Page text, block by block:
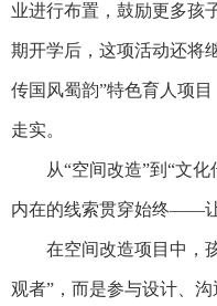
业进行布置，鼓励更多孩
期开学后，这项活动还将
传国风蜀韵”特色育人项
走实。
从“空间改造”到“文化
内在的线索贯穿始终——
在空间改造项目中，孩
观者”，而是参与设计、